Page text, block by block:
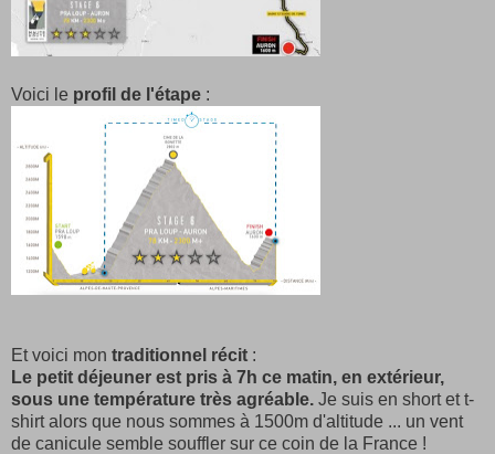
Voici le profil de l'étape :
Et voici mon traditionnel récit :
Le petit déjeuner est pris à 7h ce matin, en extérieur,
sous une température très agréable. Je suis en short et t-
shirt alors que nous sommes à 1500m d'altitude ... un vent
de canicule semble souffler sur ce coin de la France !